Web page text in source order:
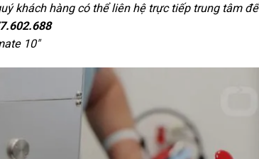
khách hàng có thể liên hệ trực tiếp trung tâm để
10"